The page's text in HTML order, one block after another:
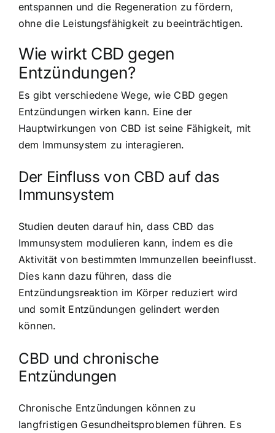
entspannen und die Regeneration zu fördern,
ohne die Leistungsfähigkeit zu beeinträchtigen.
Wie wirkt CBD gegen
Entzündungen?
Es gibt verschiedene Wege, wie CBD gegen
Entzündungen wirken kann. Eine der
Hauptwirkungen von CBD ist seine Fähigkeit, mit
dem Immunsystem zu interagieren.
Der Einfluss von CBD auf das
Immunsystem
Studien deuten darauf hin, dass CBD das
Immunsystem modulieren kann, indem es die
Aktivität von bestimmten Immunzellen beeinflusst.
Dies kann dazu führen, dass die
Entzündungsreaktion im Körper reduziert wird
und somit Entzündungen gelindert werden
können.
CBD und chronische
Entzündungen
Chronische Entzündungen können zu
langfristigen Gesundheitsproblemen führen. Es